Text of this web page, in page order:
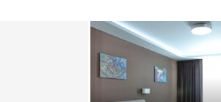
Business